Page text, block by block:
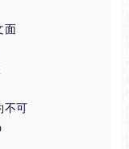
面
不可